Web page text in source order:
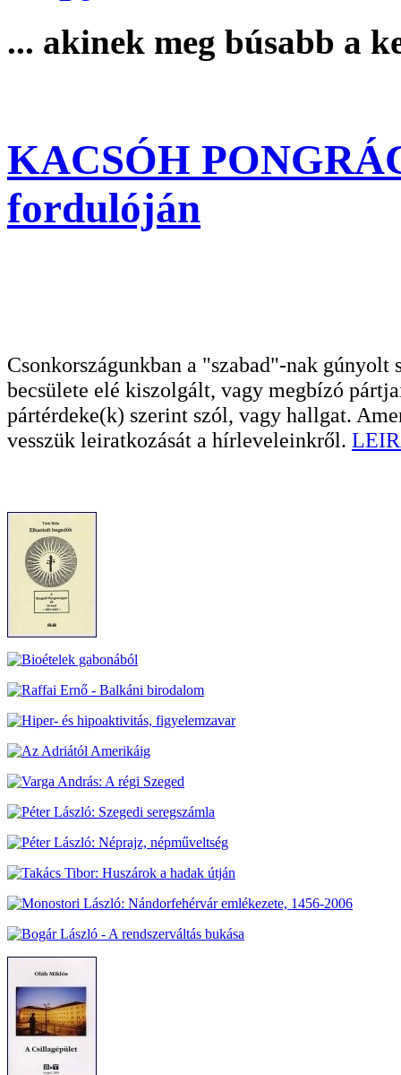
... akinek meg búsabb a
KACSÓH
fordulóján
Csonkországunkban a "szabad"-nak
becsülete elé kiszolgált, vagy megbízó
pártérdeke(k) szerint szól, vagy hallgat.
vesszük leiratkozását a hírleveleinkről.